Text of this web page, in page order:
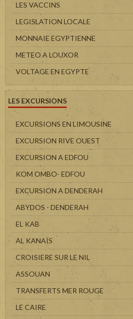
LES VACCINS
LEGISLATION LOCALE
MONNAIE EGYPTIENNE
METEO A LOUXOR
VOLTAGE EN EGYPTE
LES EXCURSIONS
EXCURSIONS EN LIMOUSINE
EXCURSION RIVE OUEST
EXCURSION A EDFOU
KOM OMBO- EDFOU
EXCURSION A DENDERAH
ABYDOS - DENDERAH
EL KAB
AL KANAÏS
CROISIERE SUR LE NIL
ASSOUAN
TRANSFERTS MER ROUGE
LE CAIRE